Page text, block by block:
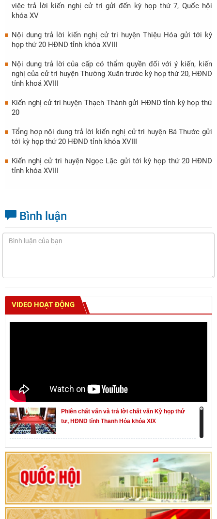
việc trả lời kiến nghị cử tri gửi đến kỳ họp thứ 7, Quốc hội
khóa XV
Nội dung trả lời kiến nghị cử tri huyện Thiệu Hóa gửi tới kỳ
họp thứ 20 HĐND tỉnh khóa XVIII
Nội dung trả lời của cấp có thẩm quyền đối với ý kiến, kiến
nghị của cử tri huyện Thường Xuân trước kỳ họp thứ 20, HĐND
tỉnh khoá XVIII
Kiến nghị cử tri huyện Thạch Thành gửi HĐND tỉnh kỳ họp thứ
20
Tổng hợp nội dung trả lời kiến nghị cử tri huyện Bá Thước gửi
tới kỳ họp thứ 20 HĐND tỉnh khóa XVIII
Kiến nghị cử tri huyện Ngọc Lặc gửi tới kỳ họp thứ 20 HĐND
tỉnh khóa XVIII
Bình luận
VIDEO HOẠT ĐỘNG
Phiên chất vấn và trả lời chất vấn Kỳ họp thứ
tư, HĐND tỉnh Thanh Hóa khóa XIX
Khai mạc kỳ họp thứ Nhất, Quốc hội khóa XVI
Hướng dẫn quy trình bỏ phiếu bầu cử ĐBQH
khoá XVI và đại biểu HĐND các cấp nhiệm kỳ
2026-2031